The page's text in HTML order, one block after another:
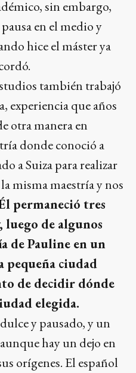
sin embargo,
en el medio y
hice el máster ya
también trabajó
experiencia que años
otra manera en
donde conoció a
a Suiza para realizar
misma maestría y nos
permaneció tres
luego de algunos
de Pauline en un
pequeña ciudad
de decidir dónde
elegida.
y pausado, y un
hay un dejo en
orígenes. El español